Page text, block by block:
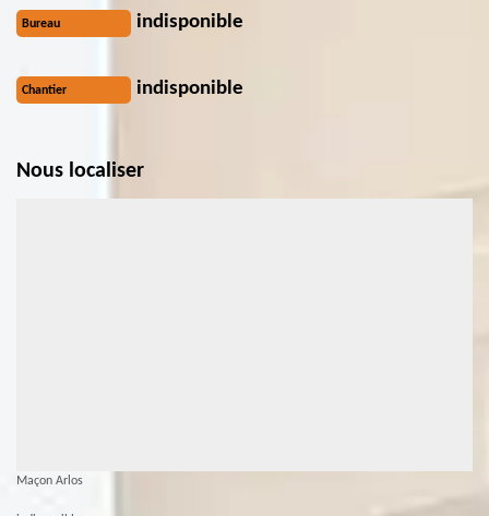
Bureau indisponible
Chantier indisponible
Nous localiser
Maçon Arlos